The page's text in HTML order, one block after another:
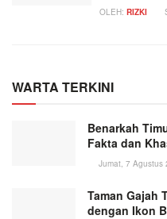
OLEH: RIZKI
WARTA TERKINI
Benarkah
Fakta dan
Jumat, 7 Agustus
Taman Gajah
dengan Ikon